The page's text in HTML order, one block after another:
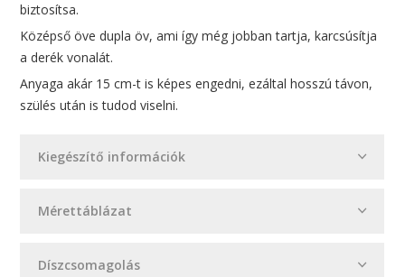
Kiegészítő információk
Mérettáblázat
Díszcsomagolás
biztosítsa.
Középső öve dupla öv, ami így még jobban tartja, karcsúsítja
a derék vonalát.
Anyaga akár 15 cm-t is képes engedni, ezáltal hosszú távon,
szülés után is tudod viselni.